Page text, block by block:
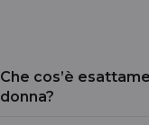
Che cos’è
donna?